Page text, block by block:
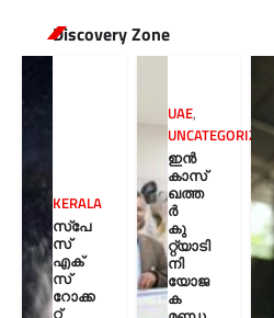
Discovery Zone
KERALA
സ്‌പേ
സ്
എക്‌
സ്
റോക്ക
UAE,
UNCATEGORIZED
ഇൻ
കാസ്
ഖത്ത
ർ
കു
റ്റ്യാടി
നി
യോജ
ക